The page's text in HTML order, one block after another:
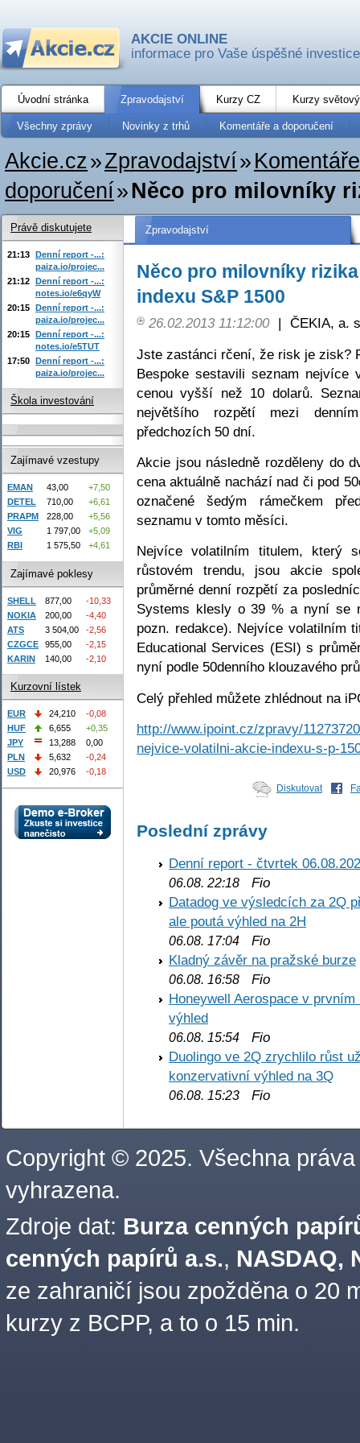
AKCIE ONLINE
informace pro Vaše úspěšné investice
Úvodní stránka Zpravodajství Kurzy CZ Kurzy
Všechny zprávy Novinky z trhů Komentáře a doporučení
Akcie.cz»Zpravodajství»
doporučení»Něco pro milovníky
Zpravodajství
Něco pro milovníky
indexu S&P 1500
26.02.2013 11:12:00 | ČEKIA, a.
Jste zastánci rčení, že risk je zisk?
Bespoke sestavili seznam nejvíce
cenou vyšší než 10 dolarů.
největšího rozpětí mezi
předchozích 50 dní.
Akcie jsou následně rozděleny do
cena aktuálně nachází nad či pod
označené šedým rámečkem
seznamu v tomto měsíci.
Nejvíce volatilním titulem, který
růstovém trendu, jsou akcie
průměrné denní rozpětí za
Systems klesly o 39 % a nyní se
pozn. redakce). Nejvíce volatilním
Educational Services (ESI) s
nyní podle 50denního klouzavého
Celý přehled můžete zhlédnout na
http://www.ipoint.cz/zpravy/
nejvice-volatilni-akcie-indexu-s-p-
Diskutovat
Poslední zprávy
Denní report - čtvrtek
06.08. 22:18 Fio
Datadog ve výsledcích za 2Q
ale poutá výhled na 2H
06.08. 17:04 Fio
Kladný závěr na pražské burze
06.08. 16:58 Fio
Honeywell Aerospace v
výhled
06.08. 15:54 Fio
Duolingo ve 2Q zrychlilo růst
konzervativní výhled na 3Q
06.08. 15:23 Fio
Právě diskutujete
21:13 Denní report -...:
paiza.io/projec...
21:12 Denní report -...:
notes.io/e6qyW
20:15 Denní report -...:
paiza.io/projec...
20:15 Denní report -...:
notes.io/e5TUT
17:50 Denní report -...:
paiza.io/projec...
Škola investování
Zajímavé vzestupy
EMAN 43,00
+7,50
DETEL
710,00
+6,61
PRAPM
228,00
+5,56
VIG
1 797,00
+5,09
RBI
1 575,50 +4,61
Zajímavé poklesy
SHELL 877,00
-10,33
NOKIA
200,00
-4,40
ATS
3 504,00
-2,56
CZGCE
955,00
-2,15
KARIN
140,00 -2,10
Kurzovní lístek
EUR 24,210
-0,08
HUF
6,655
+0,35
JPY
13,288
0,00
PLN
5,632
-0,24
USD
20,976 -0,18
Copyright © 2025. Všechna práva
vyhrazena.
Zdroje dat: Burza cenných
cenných papírů a.s., NASDAQ,
ze zahraničí jsou zpožděna o 20
kurzy z BCPP, a to o 15 min.